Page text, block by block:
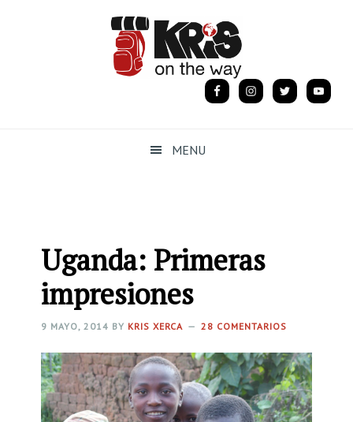
MENU
Uganda: Primeras
impresiones
9 MAYO, 2014 BY KRIS XERCA 28 COMENTARIOS